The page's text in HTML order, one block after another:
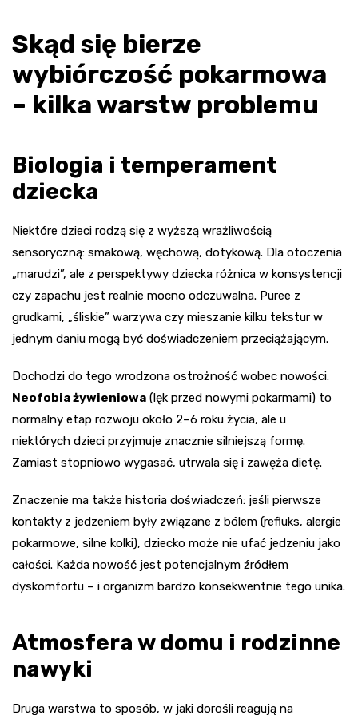
Skąd się bierze
wybiórczość pokarmowa
– kilka warstw problemu
Biologia i temperament
dziecka
Niektóre dzieci rodzą się z wyższą wrażliwością
sensoryczną: smakową, węchową, dotykową. Dla otoczenia
„marudzi”, ale z perspektywy dziecka różnica w konsystencji
czy zapachu jest realnie mocno odczuwalna. Puree z
grudkami, „śliskie” warzywa czy mieszanie kilku tekstur w
jednym daniu mogą być doświadczeniem przeciążającym.
Dochodzi do tego wrodzona ostrożność wobec nowości.
Neofobia żywieniowa (lęk przed nowymi pokarmami) to
normalny etap rozwoju około 2–6 roku życia, ale u
niektórych dzieci przyjmuje znacznie silniejszą formę.
Zamiast stopniowo wygasać, utrwala się i zawęża dietę.
Znaczenie ma także historia doświadczeń: jeśli pierwsze
kontakty z jedzeniem były związane z bólem (refluks, alergie
pokarmowe, silne kolki), dziecko może nie ufać jedzeniu jako
całości. Każda nowość jest potencjalnym źródłem
dyskomfortu – i organizm bardzo konsekwentnie tego unika.
Atmosfera w domu i rodzinne
nawyki
Druga warstwa to sposób, w jaki dorośli reagują na